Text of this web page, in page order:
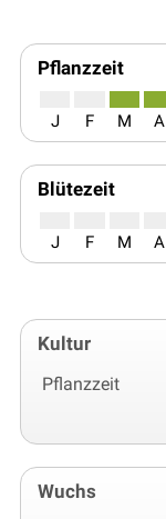
Pflanzzeit
J F M A
Blütezeit
J F M A
Kultur
Pflanzzeit
Wuchs